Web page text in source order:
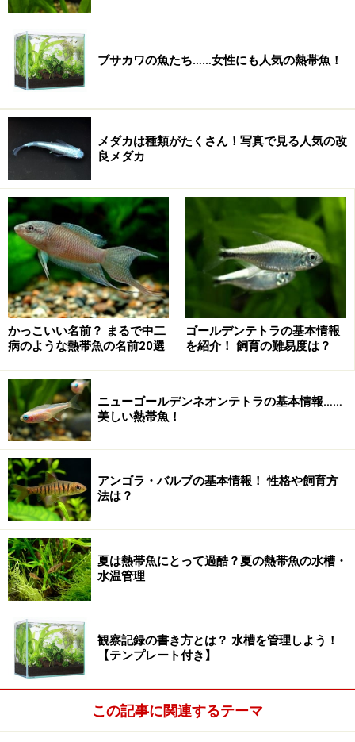
ブサカワの魚たち……女性にも人気の熱帯魚！
メダカは種類がたくさん！写真で見る人気の改
良メダカ
かっこいい名前？ まるで中二
病のような熱帯魚の名前20選
ゴールデンテトラの基本情報
を紹介！ 飼育の難易度は？
ニューゴールデンネオンテトラの基本情報……
美しい熱帯魚！
アンゴラ・バルブの基本情報！ 性格や飼育方
法は？
夏は熱帯魚にとって過酷？夏の熱帯魚の水槽・
水温管理
観察記録の書き方とは？ 水槽を管理しよう！
【テンプレート付き】
この記事に関連するテーマ